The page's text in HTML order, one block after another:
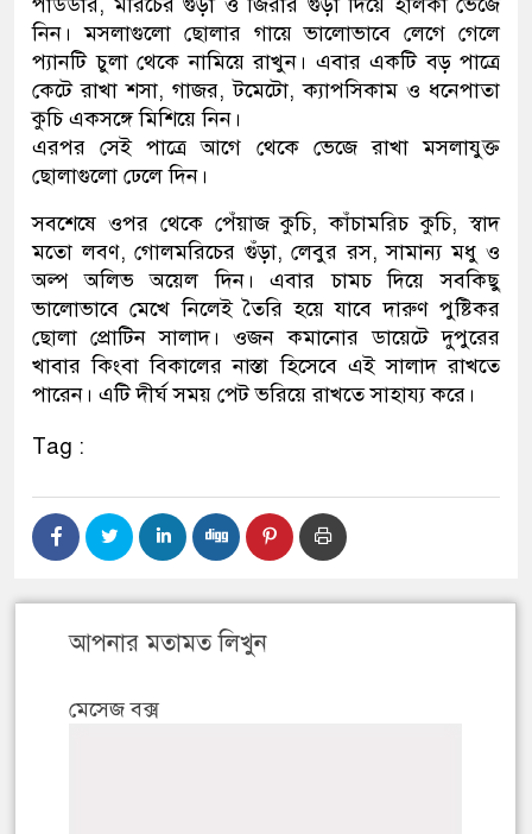
নিন। মসলাগুলো ছোলার গায়ে ভালোভাবে লেগে গেলে
প্যানটি চুলা থেকে নামিয়ে রাখুন। এবার একটি বড় পাত্রে
কেটে রাখা শসা, গাজর, টমেটো, ক্যাপসিকাম ও ধনেপাতা
কুচি একসঙ্গে মিশিয়ে নিন।
এরপর সেই পাত্রে আগে থেকে ভেজে রাখা মসলাযুক্ত
ছোলাগুলো ঢেলে দিন।
সবশেষে ওপর থেকে পেঁয়াজ কুচি, কাঁচামরিচ কুচি, স্বাদ
মতো লবণ, গোলমরিচের গুঁড়া, লেবুর রস, সামান্য মধু ও
অল্প অলিভ অয়েল দিন। এবার চামচ দিয়ে সবকিছু
ভালোভাবে মেখে নিলেই তৈরি হয়ে যাবে দারুণ পুষ্টিকর
ছোলা প্রোটিন সালাদ। ওজন কমানোর ডায়েটে দুপুরের
খাবার কিংবা বিকালের নাস্তা হিসেবে এই সালাদ রাখতে
পারেন। এটি দীর্ঘ সময় পেট ভরিয়ে রাখতে সাহায্য করে।
Tag :
আপনার মতামত লিখুন
মেসেজ বক্স